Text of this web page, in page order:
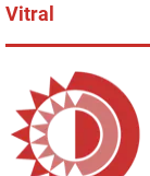
Vitral